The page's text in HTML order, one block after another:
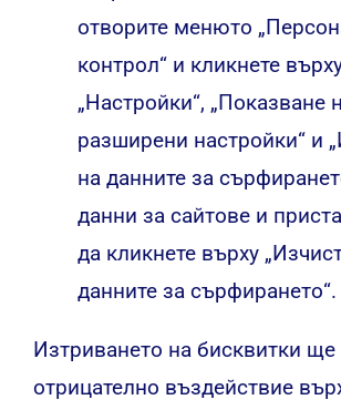
отворите менюто
контрол“ и кликнете
„Настройки“, „Показване
разширени настройки“ и
на данните за
данни за сайтове и
да кликнете върху
данните за сърфирането“.
Изтриването на бисквитки
отрицателно въздействие